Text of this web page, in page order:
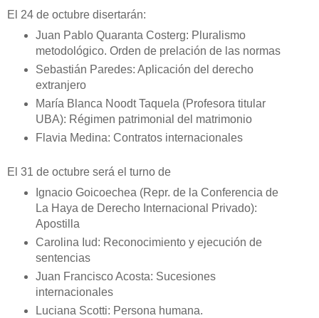
El 24 de octubre disertarán:
Juan Pablo Quaranta Costerg: Pluralismo
metodológico. Orden de prelación de las normas
Sebastián Paredes: Aplicación del derecho
extranjero
María Blanca Noodt Taquela (Profesora titular
UBA): Régimen patrimonial del matrimonio
Flavia Medina: Contratos internacionales
El 31 de octubre será el turno de
Ignacio Goicoechea (Repr. de la Conferencia de
La Haya de Derecho Internacional Privado):
Apostilla
Carolina Iud: Reconocimiento y ejecución de
sentencias
Juan Francisco Acosta: Sucesiones
internacionales
Luciana Scotti: Persona humana.